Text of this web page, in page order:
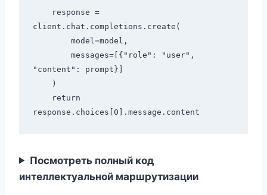
client.chat.completions.create(
"content": prompt}]
Посмотреть полный код
интеллектуальной маршрутизации